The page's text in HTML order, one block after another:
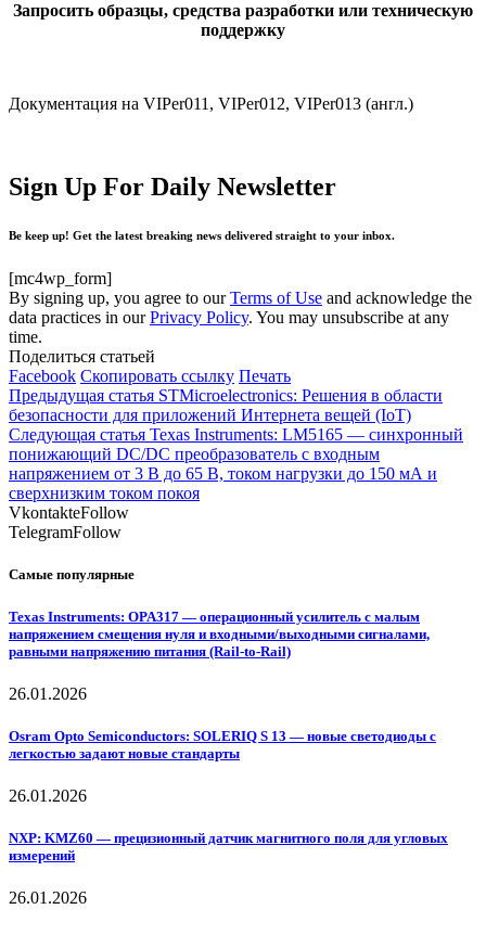
Запросить образцы, средства разработки или техническую
поддержку
Документация на VIPer011, VIPer012, VIPer013 (англ.)
Sign Up For Daily Newsletter
Be keep up! Get the latest breaking news delivered straight to your inbox.
[mc4wp_form]
By signing up, you agree to ourTerms of Use and acknowledge the
data practices in ourPrivacy Policy. You may unsubscribe at any
time.
Поделиться статьей
Facebook Скопировать ссылку Печать
Предыдущая статья STMicroelectronics: Решения в области
безопасности для приложений Интернета вещей (IoT)
Следующая статья Texas Instruments: LM5165 — синхронный
понижающий DC/DC преобразователь с входным
напряжением от 3 В до 65 В, током нагрузки до 150 мА и
сверхнизким током покоя
VkontakteFollow
TelegramFollow
Самые популярные
Texas Instruments: OPA317 — операционный усилитель с малым
напряжением смещения нуля и входными/выходными сигналами,
равными напряжению питания (Rail-to-Rail)
26.01.2026
Osram Opto Semiconductors: SOLERIQ S 13 — новые светодиоды с
легкостью задают новые стандарты
26.01.2026
NXP: KMZ60 — прецизионный датчик магнитного поля для угловых
измерений
26.01.2026